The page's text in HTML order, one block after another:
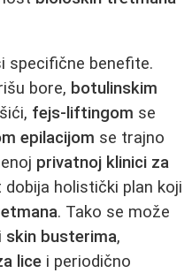
specifične benefite.
bore, botulinskim
fejs-liftingom se
epilacijom se trajno
privatnoj klinici za
dobija holistički plan koji
. Tako se može
i skin busterima,
lice i periodično